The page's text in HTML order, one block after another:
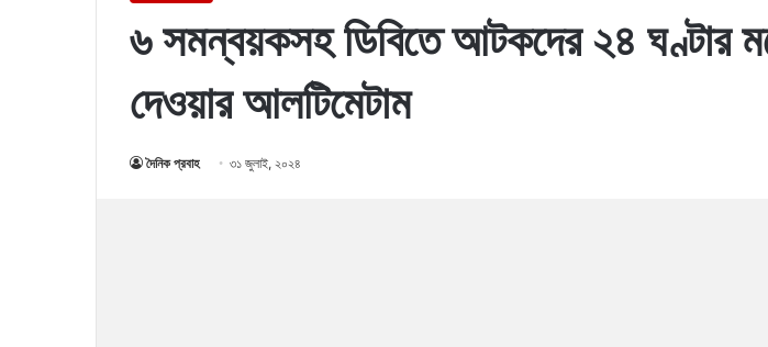
৬ সমন্বয়কসহ ডিবিতে আটকদের ২৪ ঘণ্টার
দেওয়ার আলটিমেটাম
দৈনিক প্রবাহ ৩১ জুলাই, ২০২৪